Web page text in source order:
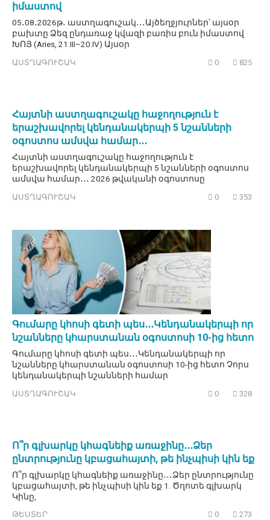
իմաստով
05․08․2026թ․ աստղագուշակ․․․Այծեղջյուրներ՝ այսօր
բախտը Ձեզ ընդառաջ կվազի բառիս բուն իմաստով
ԽՈՅ (Aries, 21.III–20.IV) Այսօր
ԱՍՏՂԱԳՈՒՇԱԿ 0 825
Հայտնի աստղագուշակը հաջողություն է
երաշխավորել կենդանակերպի 5 նշանների
օգոստոս ամսվա համար․․․
Հայտնի աստղագուշակը հաջողություն է
երաշխավորել կենդանակերպի 5 նշանների օգոստոս
ամսվա համար․․․ 2026 թվականի օգոստոսը
ԱՍՏՂԱԳՈՒՇԱԿ 0 353
Գումարը կհոսի գետի պես․․․Կենդանակերպի որ
նշանները կհարստանան օգոստոսի 10-ից հետո
Գումարը կհոսի գետի պես․․․Կենդանակերպի որ
նշանները կհարստանան օգոստոսի 10-ից հետո Չորս
կենդանակերպի նշանների համար
ԱՍՏՂԱԳՈՒՇԱԿ 0 328
Ո՞ր գլխարկը կհագնեիք առաջինը․․․Ձեր
ընտրությունը կբացահայտի, թե ինչպիսի կին եք
Ո՞ր գլխարկը կհագնեիք առաջինը․․․Ձեր ընտրությունը
կբացահայտի, թե ինչպիսի կին եք 1. Ծղոտե գլխարկ
Կինը,
ԹԵՍՏԵՐ 0 273